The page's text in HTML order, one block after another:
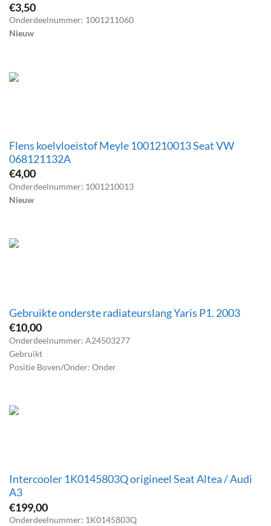
€3,50
Onderdeelnummer: 1001211060
Nieuw
Flens koelvloeistof Meyle 1001210013 Seat VW
068121132A
€4,00
Onderdeelnummer: 1001210013
Nieuw
Gebruikte onderste radiateurslang Yaris P1. 2003
€10,00
Onderdeelnummer: A24503277
Gebruikt
Positie Boven/Onder: Onder
Intercooler 1K0145803Q origineel Seat Altea / Audi
A3
€199,00
Onderdeelnummer: 1K0145803Q